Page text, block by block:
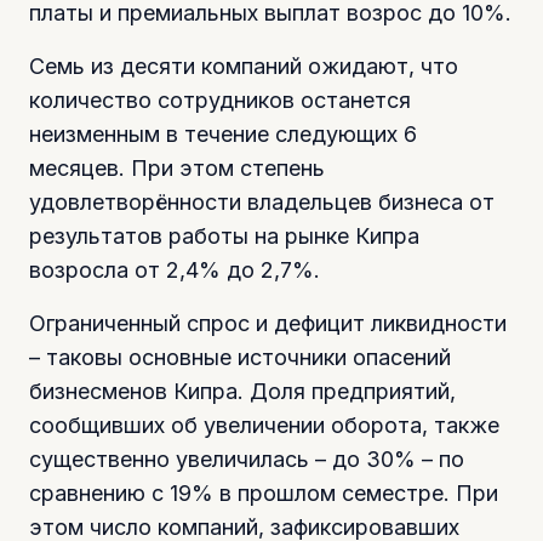
платы и премиальных выплат возрос до 10%.
Семь из десяти компаний ожидают, что
количество сотрудников останется
неизменным в течение следующих 6
месяцев. При этом степень
удовлетворённости владельцев бизнеса от
результатов работы на рынке Кипра
возросла от 2,4% до 2,7%.
Ограниченный спрос и дефицит ликвидности
– таковы основные источники опасений
бизнесменов Кипра. Доля предприятий,
сообщивших об увеличении оборота, также
существенно увеличилась – до 30% – по
сравнению с 19% в прошлом семестре. При
этом число компаний, зафиксировавших